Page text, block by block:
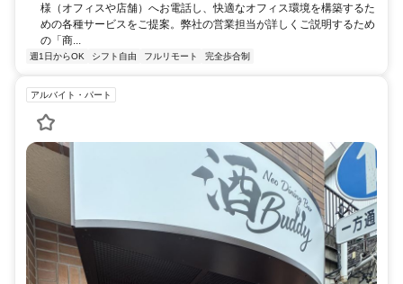
様（オフィスや店舗）へお電話し、快適なオフィス環境を構築するた
めの各種サービスをご提案。弊社の営業担当が詳しくご説明するため
の「商...
週1日からOK シフト自由 フルリモート 完全歩合制
アルバイト・パート